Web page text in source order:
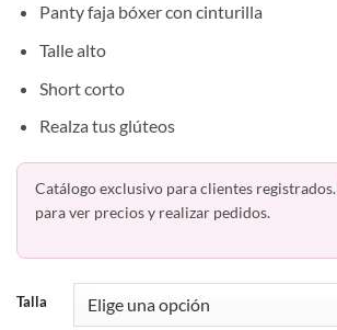
Panty faja bóxer con cinturilla
Talle alto
Short corto
Realza tus glúteos
Catálogo exclusivo para clientes registrados.
para ver precios y realizar pedidos.
Talla